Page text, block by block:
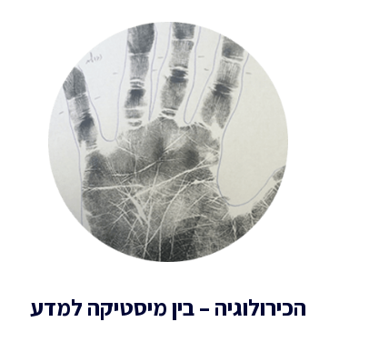
הכירולוגיה – בין מיסטיקה למדע